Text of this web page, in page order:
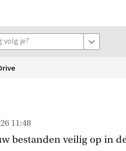
volg je? toon opties
11:48
bestanden veilig op in